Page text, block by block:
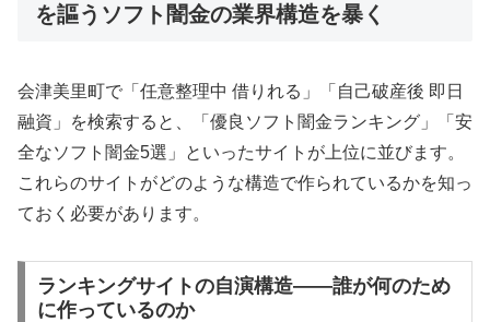
を謳うソフト闇金の業界構造を暴く
会津美里町で「任意整理中 借りれる」「自己破産後 即日
融資」を検索すると、「優良ソフト闇金ランキング」「安
全なソフト闇金5選」といったサイトが上位に並びます。
これらのサイトがどのような構造で作られているかを知っ
ておく必要があります。
ランキングサイトの自演構造——誰が何のため
に作っているのか